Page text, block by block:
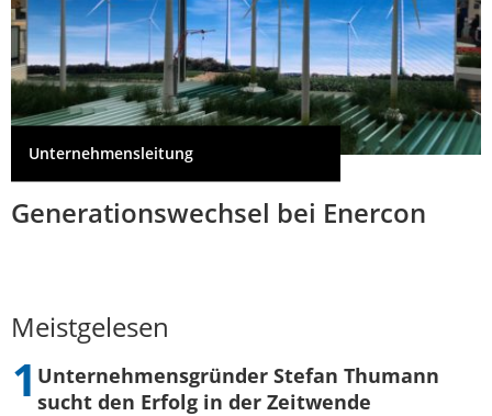
Unternehmensleitung
Generationswechsel bei Enercon
Meistgelesen
Unternehmensgründer Stefan Thumann
sucht den Erfolg in der Zeitwende